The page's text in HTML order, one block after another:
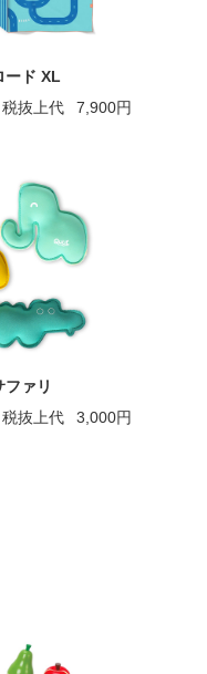
ード XL
税抜上代
7,900円
ファリ
税抜上代
3,000円